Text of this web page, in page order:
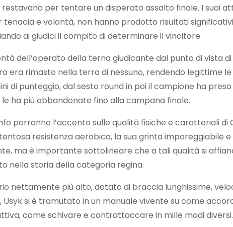
per tentare un disperato assalto finale. I suoi
e volontà, non hanno prodotto risultati
ai giudici il compito di determinare il vincitore.
dell’operato della terna giudicante dal punto di vista
era rimasto nella terra di nessuno, rendendo legittime
di punteggio, dal sesto round in poi il campione ha
ha più abbandonate fino alla campana finale.
porranno l’accento sulle qualità fisiche e caratteriali di
resistenza aerobica, la sua grinta impareggiabile e
ma è importante sottolineare che a tali qualità si
nella storia della categoria regina.
nettamente più alto, dotato di braccia lunghissime,
si è tramutato in un manuale vivente su come
come schivare e contrattaccare in mille modi diversi.